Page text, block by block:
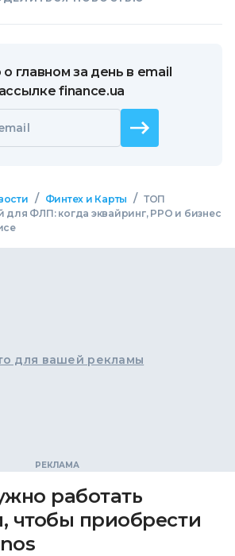
главном за день в email
finance.ua
/ Финтех и Карты / ТОП
для ФЛП: когда эквайринг, РРО и бизнес
для вашей рекламы
работать
чтобы приобрести